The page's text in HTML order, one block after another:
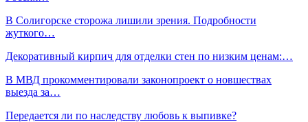
В Солигорске сторожа лишили зрения. Подробности
жуткого…
Декоративный кирпич для отделки стен по низким ценам:…
В МВД прокомментировали законопроект о новшествах
выезда за…
Передается ли по наследству любовь к выпивке?